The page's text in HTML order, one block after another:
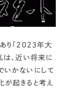
ントランクル
マップ
り「2023年大
は、近い将来に
いかないにして
が起きると考え